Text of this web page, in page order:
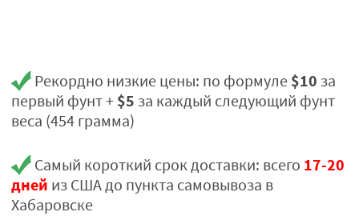
Рекордно низкие цены: по формуле $10 за
первый фунт + $5 за каждый следующий фунт
веса (454 грамма)
Самый короткий срок доставки: всего 17-20
дней из США до пункта самовывоза в
Хабаровске